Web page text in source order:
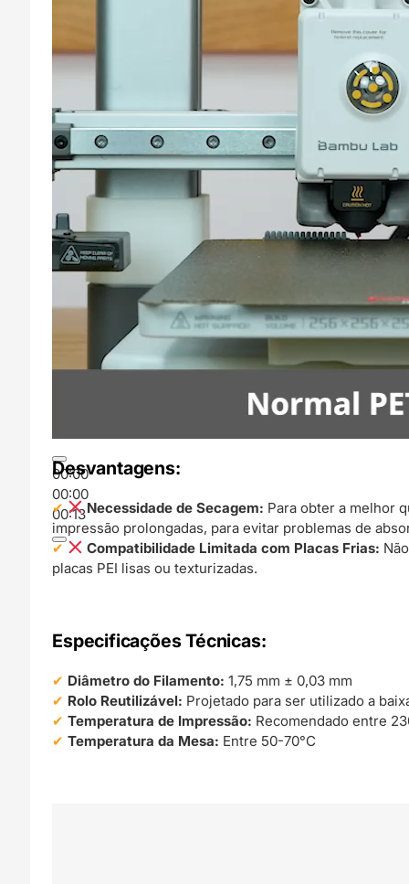
00:00
00:00
00:13
Desvantagens:
Necessidade de Secagem: Para obter a melhor
impressão prolongadas, para evitar problemas de
Compatibilidade Limitada com Placas Frias:
placas PEI lisas ou texturizadas.
Especificações Técnicas:
Diâmetro do Filamento: 1,75 mm ± 0,03 mm
Rolo Reutilizável: Projetado para ser utilizado a
Temperatura de Impressão: Recomendado entre
Temperatura da Mesa: Entre 50-70°C